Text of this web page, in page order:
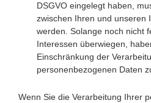
DSGVO eingelegt haben,
zwischen Ihren und unseren
werden. Solange noch nicht
Interessen überwiegen,
Einschränkung der
personenbezogenen Daten
Wenn Sie die Verarbeitung Ihrer